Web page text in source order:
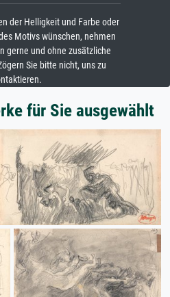
der Helligkeit und Farbe oder
Motivs wünschen, nehmen
gerne und ohne zusätzliche
Sie bitte nicht, uns zu
für Sie ausgewählt